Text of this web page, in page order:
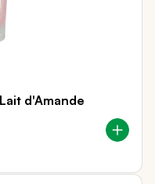
d'Amande